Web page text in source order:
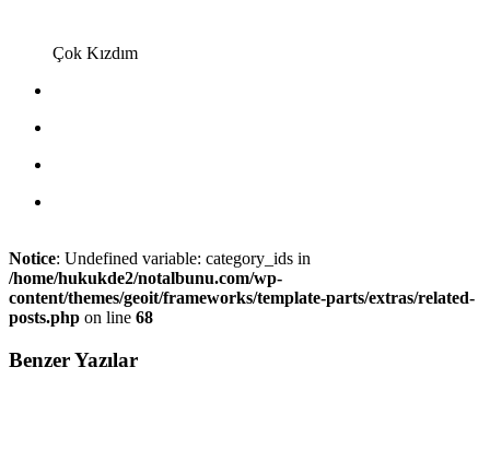
Çok Kızdım
Notice: Undefined variable: category_ids in
/home/hukukde2/notalbunu.com/wp-
content/themes/geoit/frameworks/template-parts/extras/related-
posts.php on line 68
Benzer Yazılar